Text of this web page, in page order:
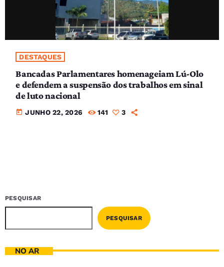
DESTAQUES
Bancadas Parlamentares homenageiam Lú-Olo
e defendem a suspensão dos trabalhos em sinal
de luto nacional
today JUNHO 22, 2026 141 3
PESQUISAR
PESQUISAR
NO AR